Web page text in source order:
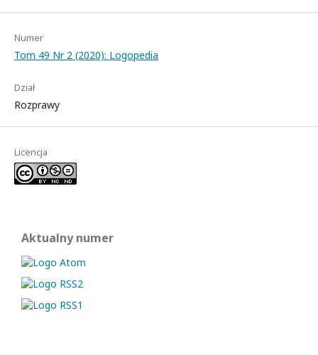
Numer
Tom 49 Nr 2 (2020): Logopedia
Dział
Rozprawy
Licencja
Aktualny numer